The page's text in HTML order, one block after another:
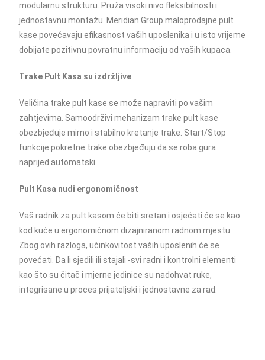
modularnu strukturu. Pruža visoki nivo fleksibilnosti i
jednostavnu montažu. Meridian Group maloprodajne pult
kase povećavaju efikasnost vaših uposlenika i u isto vrijeme
dobijate pozitivnu povratnu informaciju od vaših kupaca.
Trake Pult Kasa su izdržljive
Veličina trake pult kase se može napraviti po vašim
zahtjevima. Samoodrživi mehanizam trake pult kase
obezbjeđuje mirno i stabilno kretanje trake. Start/Stop
funkcije pokretne trake obezbjeđuju da se roba gura
naprijed automatski.
Pult Kasa nudi ergonomičnost
Vaš radnik za pult kasom će biti sretan i osjećati će se kao
kod kuće u ergonomičnom dizajniranom radnom mjestu.
Zbog ovih razloga, učinkovitost vaših uposlenih će se
povećati. Da li sjedili ili stajali -svi radni i kontrolni elementi
kao što su čitač i mjerne jedinice su nadohvat ruke,
integrisane u proces prijateljski i jednostavne za rad.